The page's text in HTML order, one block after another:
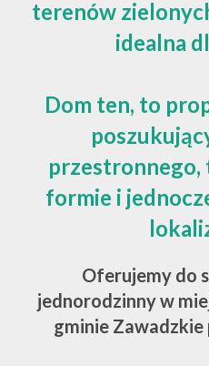
terenów
idealna
Dom ten, to
formie i
Oferujemy do
jednorodzinny w
gminie